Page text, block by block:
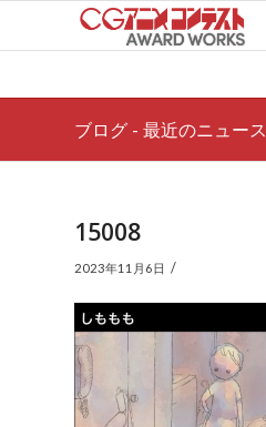
ブログ - 最近のニュース
15008
2023年11月6日 /